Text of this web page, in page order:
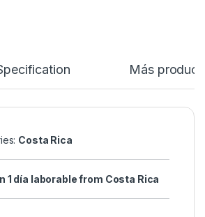
Más
Costa Rica
1 día laborable from Costa Rica